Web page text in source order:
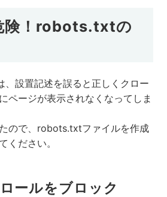
険！robots.txtの
設置記述を誤ると正しくクロー
ページが表示されなくなってしま
ので、robots.txtファイルを作成
ください。
ールをブロック